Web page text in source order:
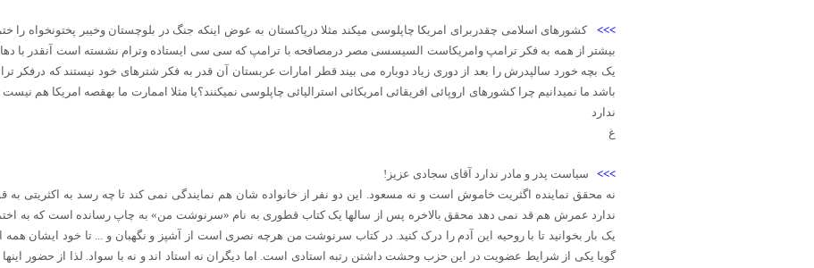
>>>کشورهای اسلامی چقدربرای امریکا چاپلوسی میکند مثلا درپاکستان به عوض اینکه جنگ در بلوچستان وخیبر پختونخواه را
بیشتر از همه به فکر ترامپ وامریکاست السیسسی مصر درمصافحه با ترامپ که سی سی ایستاده وترام نشسته است آنقدر با
یک بچه خورد سالپدرش را بعد از دوری زیاد دوباره می بیند قطر امارات عربستان آن قدر به فکر شترهای خود نیستند که
باشد ما نمیدانیم چرا کشورهای اروپائی افریقائی امریکائی استرالیائی چاپلوسی نمیکنند؟یا مثلا اممارت ما بهقصه امریکا هم
ندارد
غ
>>> سیاست پدر و مادر ندارد آقای سجادی عزیز!
نه محقق نماینده اگثریت خاموش است و نه مسعود. این دو نفر از خانواده شان هم نمایندگی نمی کند تا چه رسد به اکثریتی
ندارد عمرش هم قد نمی دهد محقق بالاخره پس از سالها یک کتاب قطوری به نام «سرنوشت من» به چاپ رسانده است که به
یک بار بخوانید تا با روحیه این آدم را درک کنید. در کتاب سرنوشت من هرچه نصری است از آشپز و نگهبان و ... تا خود ایشان
گویا یکی از شرایط عضویت در این حزب وحشت داشتن رتبه استادی است. اما دیگران نه استاد اند و نه با سواد. لذا از حضور